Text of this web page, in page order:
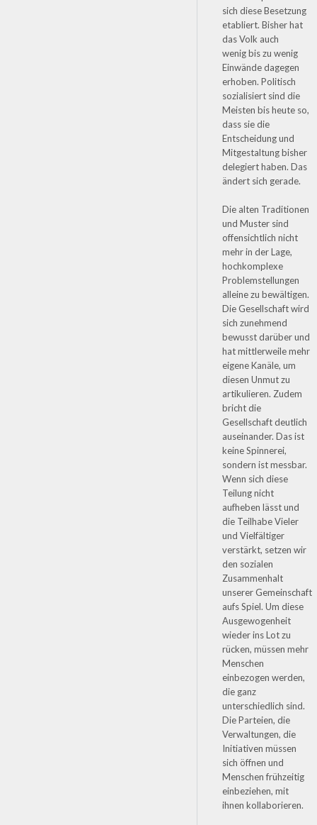
sich diese Besetzung
etabliert. Bisher hat
das Volk auch
wenig bis zu wenig
Einwände dagegen
erhoben. Politisch
sozialisiert sind die
Meisten bis heute so,
dass sie die
Entscheidung und
Mitgestaltung bisher
delegiert haben. Das
ändert sich gerade.
Die alten Traditionen
und Muster sind
offensichtlich nicht
mehr in der Lage,
hochkomplexe
Problemstellungen
alleine zu bewältigen.
Die Gesellschaft wird
sich zunehmend
bewusst darüber und
hat mittlerweile mehr
eigene Kanäle, um
diesen Unmut zu
artikulieren. Zudem
bricht die
Gesellschaft deutlich
auseinander. Das ist
keine Spinnerei,
sondern ist messbar.
Wenn sich diese
Teilung nicht
aufheben lässt und
die Teilhabe Vieler
und Vielfältiger
verstärkt, setzen wir
den sozialen
Zusammenhalt
unserer Gemeinschaft
aufs Spiel. Um diese
Ausgewogenheit
wieder ins Lot zu
rücken, müssen mehr
Menschen
einbezogen werden,
die ganz
unterschiedlich sind.
Die Parteien, die
Verwaltungen, die
Initiativen müssen
sich öffnen und
Menschen frühzeitig
einbeziehen, mit
ihnen kollaborieren.